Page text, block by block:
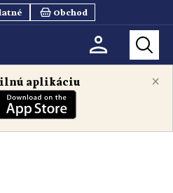
Obchod
×
aplikáciu